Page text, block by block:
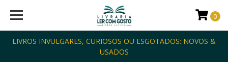
LIVROS INVULGARES, CURIOSOS OU ESGOTADOS: NOVOS &
USADOS
0